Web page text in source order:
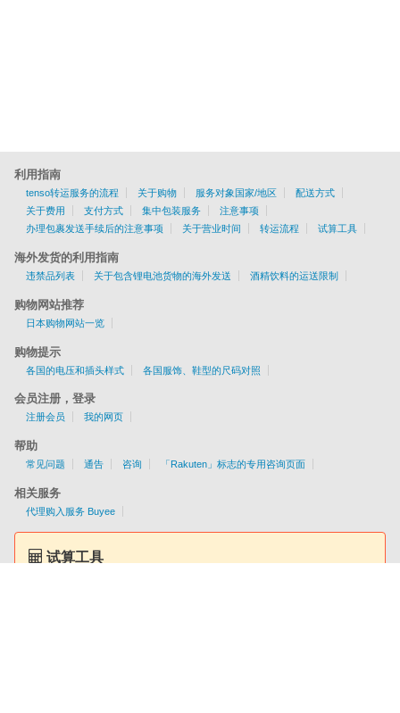
利用指南
tenso转运服务的流程 关于购物 服务对象国家/地区
配送方式
关于费用
支付方式 集中包装服务
注意事项
办理包裹发送手续后的注意事项
关于营业时间 转运流程 试算工具
海外发货的利用指南
违禁品列表 关于包含锂电池货物的海外发送 酒精饮料的运送限制
购物网站推荐
日本购物网站一览
购物提示
各国的电压和插头样式 各国服饰、鞋型的尺码对照
会员注册，登录
注册会员 我的网页
帮助
常见问题 通告 咨询 「Rakuten」标志的专用咨询页面
相关服务
代理购入服务 Buyee
试算工具